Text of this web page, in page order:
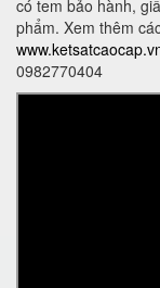
có tem bảo hành,
phẩm. Xem thêm
0982770404